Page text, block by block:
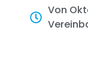
Von